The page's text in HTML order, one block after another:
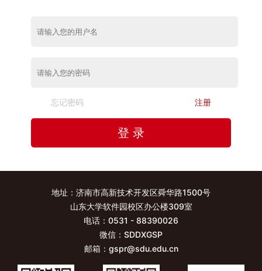
忘记密码 注册
登 录
地址：济南市高新技术开发区舜华路1500号
山东大学软件园校区办公楼309室
电话：0531 - 88390026
微信：SDDXGSP
邮箱：gspr@sdu.edu.cn